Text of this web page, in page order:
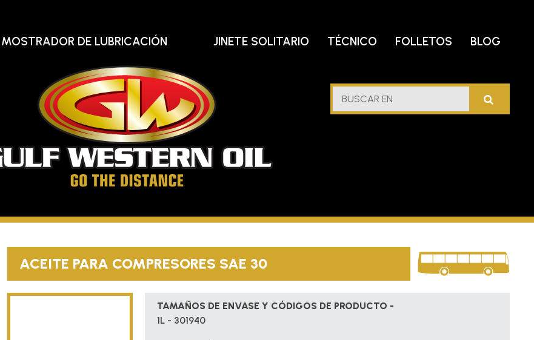
Llega
final
MOSTRADOR DE LUBRICACIÓN JINETE SOLITARIO TÉCNICO FOLLETOS BLOG
BUSCAR
ACEITE PARA COMPRESORES SAE 30
TAMAÑOS DE ENVASE Y CÓDIGOS DE PRODUCTO -
1L - 301940